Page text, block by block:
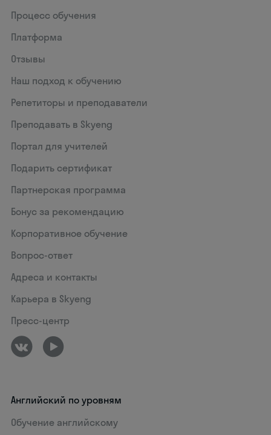
Процесс обучения
Платформа
Отзывы
Наш подход к обучению
Репетиторы и преподаватели
Преподавать в Skyeng
Портал для учителей
Подарить сертификат
Партнерская программа
Бонус за рекомендацию
Корпоративное обучение
Вопрос-ответ
Адреса и контакты
Карьера в Skyeng
Пресс-центр
Английский по уровням
Обучение английскому